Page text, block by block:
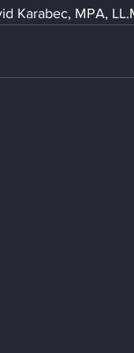
Karabec, MPA,